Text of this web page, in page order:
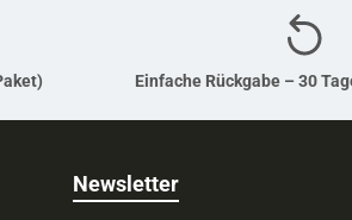
Einfache Rückgabe – 30
Newsletter